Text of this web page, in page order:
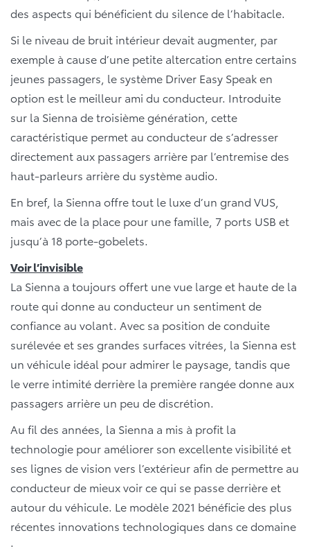
des aspects qui bénéficient du silence de l’habitacle.
Si le niveau de bruit intérieur devait augmenter, par
exemple à cause d’une petite altercation entre certains
jeunes passagers, le système Driver Easy Speak en
option est le meilleur ami du conducteur. Introduite
sur la Sienna de troisième génération, cette
caractéristique permet au conducteur de s’adresser
directement aux passagers arrière par l’entremise des
haut-parleurs arrière du système audio.
En bref, la Sienna offre tout le luxe d’un grand VUS,
mais avec de la place pour une famille, 7 ports USB et
jusqu’à 18 porte-gobelets.
Voir l’invisible
La Sienna a toujours offert une vue large et haute de la
route qui donne au conducteur un sentiment de
confiance au volant. Avec sa position de conduite
surélevée et ses grandes surfaces vitrées, la Sienna est
un véhicule idéal pour admirer le paysage, tandis que
le verre intimité derrière la première rangée donne aux
passagers arrière un peu de discrétion.
Au fil des années, la Sienna a mis à profit la
technologie pour améliorer son excellente visibilité et
ses lignes de vision vers l’extérieur afin de permettre au
conducteur de mieux voir ce qui se passe derrière et
autour du véhicule. Le modèle 2021 bénéficie des plus
récentes innovations technologiques dans ce domaine
: